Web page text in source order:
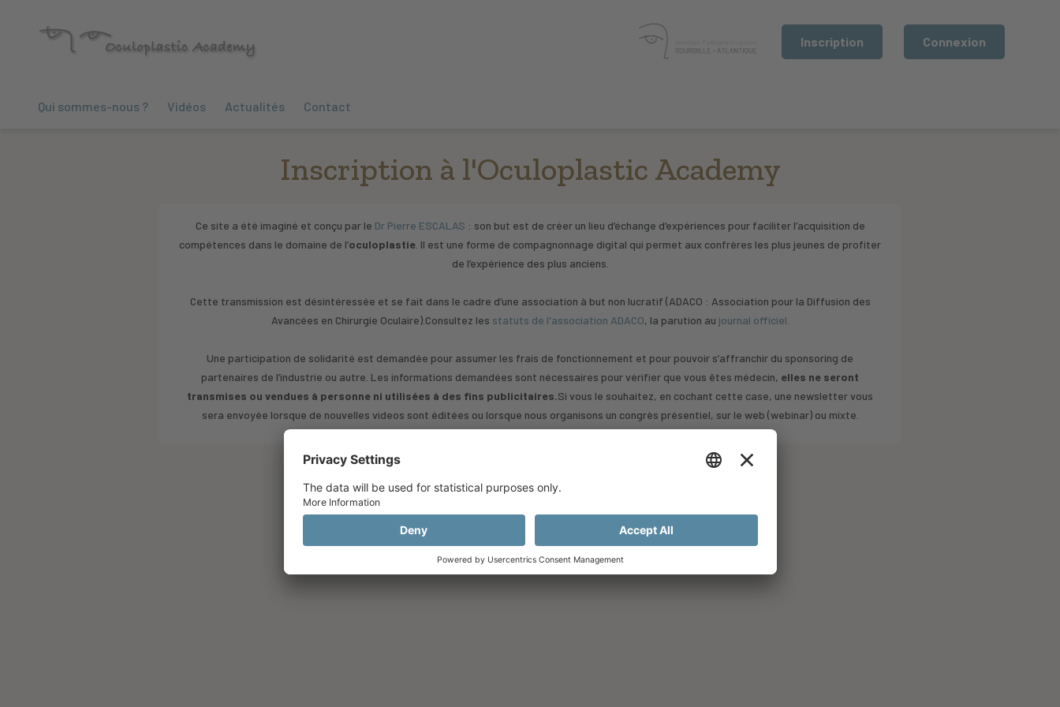
Inscription Connexion
Qui sommes-nous ? Vidéos Actualités Contact
Inscription à l'Oculoplastic Academy
Ce site a été imaginé et conçu par le Dr Pierre ESCALAS : son but est de créer un lieu d’échange d’expériences pour faciliter l’acquisition de
compétences dans le domaine de l’oculoplastie . Il est une forme de compagnonnage digital qui permet aux confrères les plus jeunes de profiter
de l’expérience des plus anciens.
Cette transmission est désintéressée et se fait dans le cadre d’une association à but non lucratif (ADACO : Association pour la Diffusion des
Avancées en Chirurgie Oculaire).Consultez les statuts de l'association ADACO, la parution au journal officiel.
Une participation de solidarité est demandée pour assumer les frais de fonctionnement et pour pouvoir s’affranchir du sponsoring de
partenaires de l’industrie ou autre. Les informations demandées sont nécessaires pour vérifier que vous êtes médecin, elles ne seront
transmises ou vendues à personne ni utilisées à des fins publicitaires.Si vous le souhaitez, en cochant cette case, une newsletter vous
sera envoyée lorsque de nouvelles videos sont éditées ou lorsque nous organisons un congrès présentiel, sur le web (webinar) ou mixte.
Vous avez déjà un compte ? Connectez-vous ici